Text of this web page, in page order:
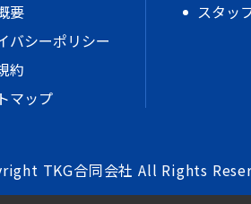
要
バシーポリシー
約
マップ
スタッ
TKG合同会社 All Rights